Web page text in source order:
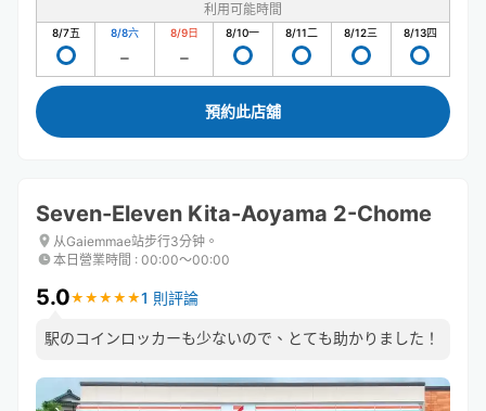
利用可能時間
8/7五 8/8六 8/9日 8/10一 8/11二 8/12三 8/13四
預約此店舖
Seven-Eleven Kita-Aoyama 2-Chome
从Gaiemmae站步行3分钟。
本日營業時間 : 00:00〜00:00
5.0★ ★ ★ ★ ★
★ ★ ★ ★ ★1 則評論
駅のコインロッカーも少ないので、とても助かりました！